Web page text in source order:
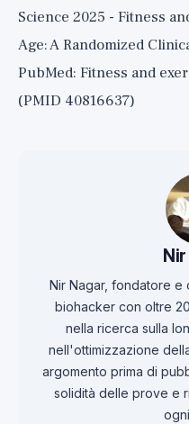
Science 2025 - Fitness
Age: A Randomized
PubMed: Fitness and
(PMID 40816637)
Nir Nagar, fondatore e
biohacker con oltre
nella ricerca sulla
nell'ottimizzazione
argomento prima di
solidità delle prove e